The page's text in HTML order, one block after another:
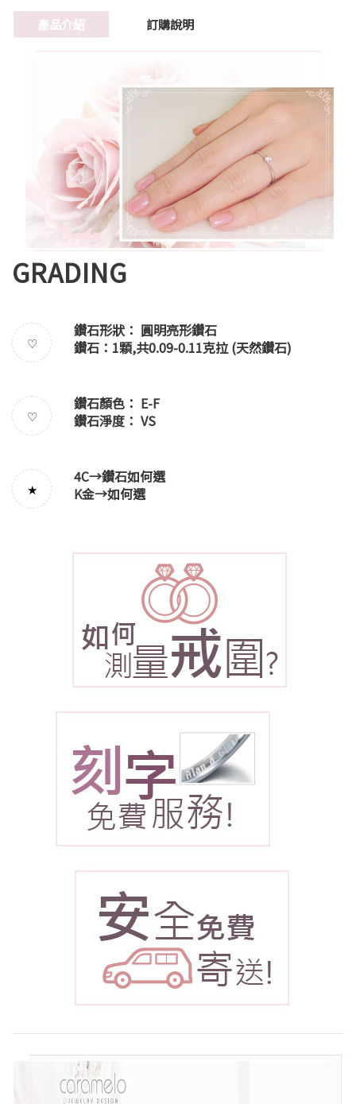
產品介紹 訂購說明
GRADING
♡
鑽石形狀： 圓明亮形鑽石
鑽石：1顆,共0.09-0.11克拉 (天然鑽石)
♡
鑽石顏色： E-F
鑽石淨度： VS
★
4C→鑽石如何選
K金→如何選